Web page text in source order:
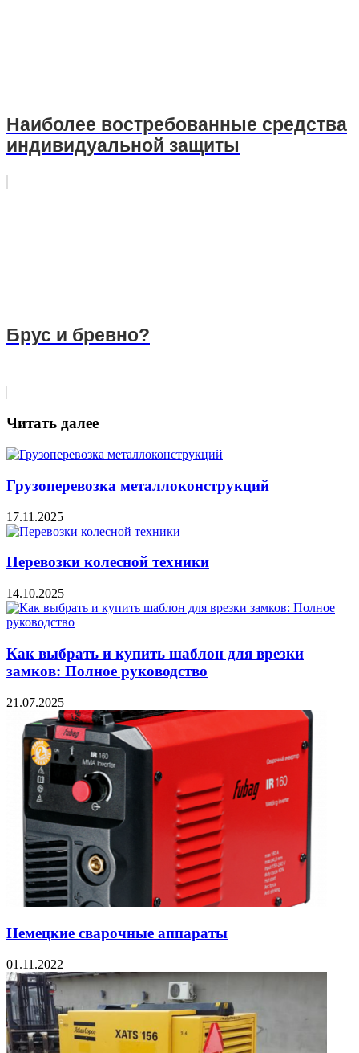
Наиболее востребованные средства
индивидуальной защиты
Брус и бревно?
Читать далее
Грузоперевозка металлоконструкций
17.11.2025
Перевозки колесной техники
14.10.2025
Как выбрать и купить шаблон для врезки
замков: Полное руководство
21.07.2025
Немецкие сварочные аппараты
01.11.2022